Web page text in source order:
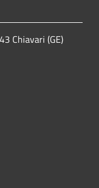
Chiavari (GE)